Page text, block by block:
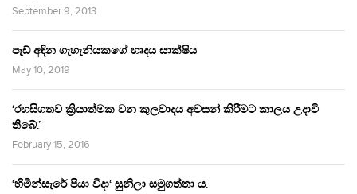
September 9, 2013
පෑඩ් අඳින ගැහැනියකගේ හෘදය සාක්ෂිය
May 10, 2019
‘රහසිගතව ක්‍රියාත්මක වන කුලවාදය අවසන් කිරීමට කාලය උදාවී
තිබේ.’
February 15, 2016
‘හිමින්සැරේ පියා විදා‘ සුනිලා සමුගත්තා ය.